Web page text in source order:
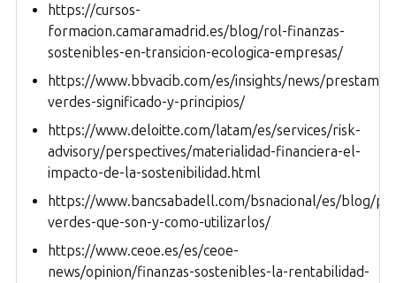
https://cursos-
formacion.camaramadrid.es/blog/rol-finanzas-
sostenibles-en-transicion-ecologica-empresas/
https://www.bbvacib.com/es/insights/news/
verdes-significado-y-principios/
https://www.deloitte.com/latam/es/services/risk-
advisory/perspectives/materialidad-financiera-el-
impacto-de-la-sostenibilidad.html
https://www.bancsabadell.com/bsnacional/es/blog/
verdes-que-son-y-como-utilizarlos/
https://www.ceoe.es/es/ceoe-
news/opinion/finanzas-sostenibles-la-rentabilidad-